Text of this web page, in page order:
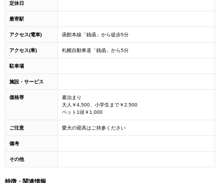
定休日
最寄駅
アクセス(電車) 函館本線「銭函」から徒歩5分
アクセス(車) 札幌自動車道「銭函」から5分
駐車場
施設・サービス
価格帯
素泊まり
大人￥4,500、小学生まで￥2,500
ペット1頭￥1,000
ご注意 愛犬の寝具はご持参ください
備考
その他
特徴・関連情報